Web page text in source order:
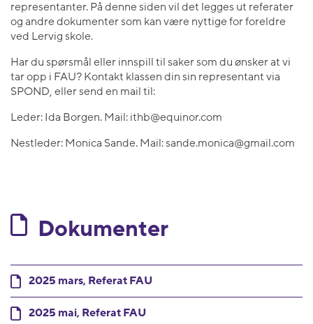
representanter. På denne siden vil det legges ut referater
og andre dokumenter som kan være nyttige for foreldre
ved Lervig skole.
Har du spørsmål eller innspill til saker som du ønsker at vi
tar opp i FAU? Kontakt klassen din sin representant via
SPOND, eller send en mail til:
Leder: Ida Borgen. Mail: ithb@equinor.com
Nestleder: Monica Sande. Mail: sande.monica@gmail.com
Dokumenter
2025 mars, Referat FAU
2025 mai, Referat FAU